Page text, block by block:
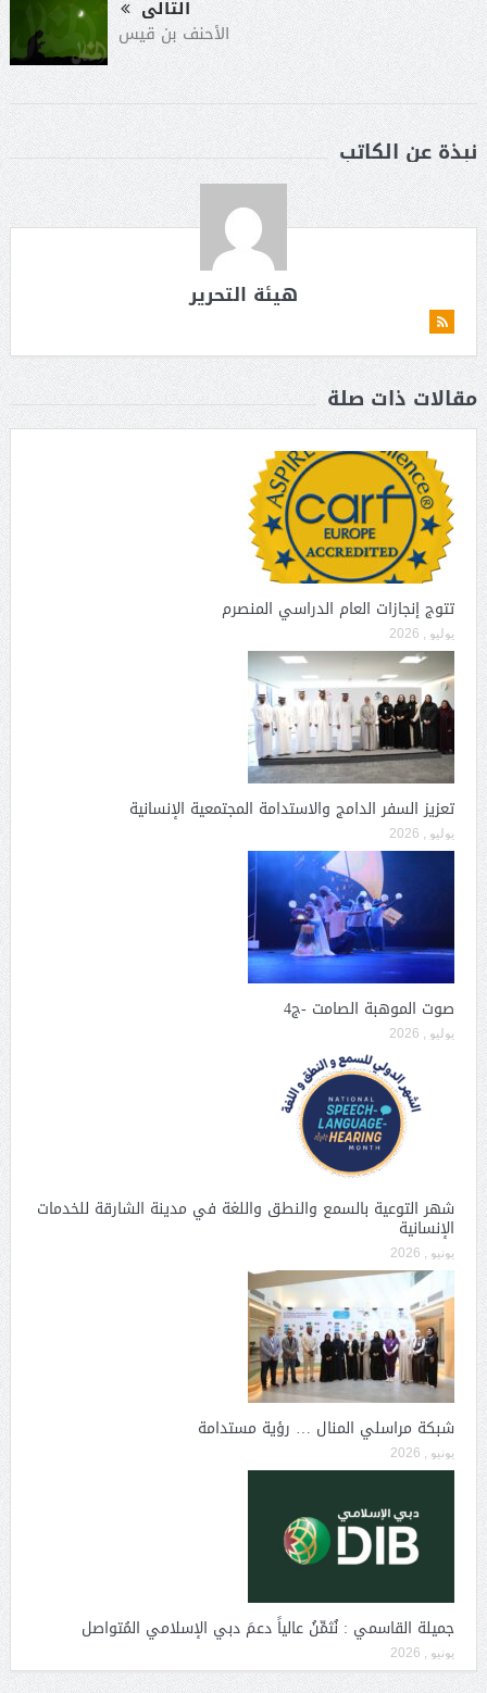
التالى
الأحنف بن قيس
نبذة عن الكاتب
هيئة التحرير
مقالات ذات صلة
تتوج إنجازات العام الدراسي المنصرم
يوليو , 2026
تعزيز السفر الدامج والاستدامة المجتمعية الإنسانية
يوليو , 2026
صوت الموهبة الصامت -ج4
يوليو , 2026
شهر التوعية بالسمع والنطق واللغة في مدينة الشارقة للخدمات
الإنسانية
يونيو , 2026
شبكة مراسلي المنال … رؤية مستدامة
يونيو , 2026
جميلة القاسمي : نُثمِّنُ عالياً دعمَ دبي الإسلامي المُتواصل
يونيو , 2026